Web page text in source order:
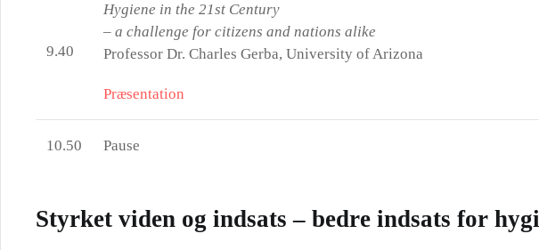
9.40
Hygiene in the 21st Century
– a challenge for citizens and nations alike
Professor Dr. Charles Gerba, University of Arizona
Præsentation
10.50 Pause
Styrket viden og indsats – bedre indsats for